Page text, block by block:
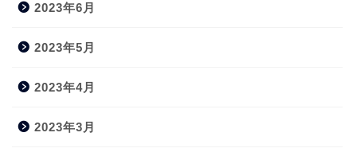
2023年6月
2023年5月
2023年4月
2023年3月